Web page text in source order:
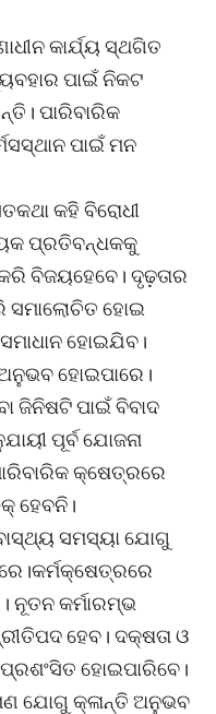
କାର୍ଯ୍ୟ ସ୍ଥଗିତ
ପାଇଁ ନିକଟ
ପାରିବାରିକ
ପାଇଁ ମନ
କହି ବିରୋଧୀ
ପ୍ରତିବନ୍ଧକକୁ
ବିଜୟହେବେ। ଦୃଢ଼ତାର
ସମାଲୋଚିତ ହୋଇ
ହୋଇଯିବ।
ହୋଇପାରେ।
ଜିନିଷଟି ପାଇଁ ବିବାଦ
ପୂର୍ବ ଯୋଜନା
କ୍ଷେତ୍ରରେ
ହେବନି।
ସମସ୍ୟା ଯୋଗୁ
ନୂତନ କର୍ମାରମ୍ଭ
ହେବ। ଦକ୍ଷତା ଓ
ହୋଇପାରିବେ।
ଯୋଗୁ କ୍ଳାନ୍ତି ଅନୁଭବ